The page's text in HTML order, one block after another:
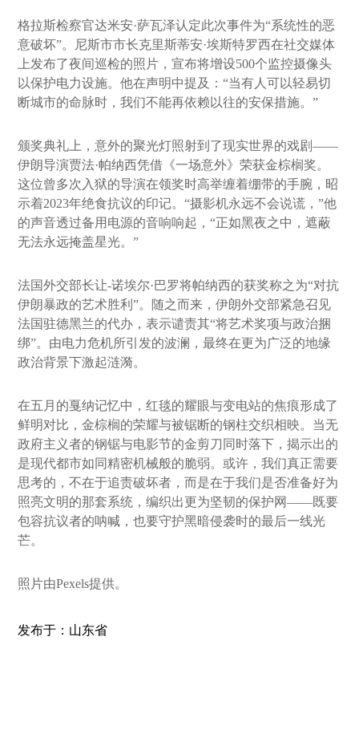
格拉斯检察官达米安·萨瓦泽认定此次事件为“系统性的恶
意破坏”。尼斯市市长克里斯蒂安·埃斯特罗西在社交媒体
上发布了夜间巡检的照片，宣布将增设500个监控摄像头
以保护电力设施。他在声明中提及：“当有人可以轻易切
断城市的命脉时，我们不能再依赖以往的安保措施。”
颁奖典礼上，意外的聚光灯照射到了现实世界的戏剧——
伊朗导演贾法·帕纳西凭借《一场意外》荣获金棕榈奖。
这位曾多次入狱的导演在领奖时高举缠着绷带的手腕，昭
示着2023年绝食抗议的印记。“摄影机永远不会说谎，”他
的声音透过备用电源的音响响起，“正如黑夜之中，遮蔽
无法永远掩盖星光。”
法国外交部长让-诺埃尔·巴罗将帕纳西的获奖称之为“对抗
伊朗暴政的艺术胜利”。随之而来，伊朗外交部紧急召见
法国驻德黑兰的代办，表示谴责其“将艺术奖项与政治捆
绑”。由电力危机所引发的波澜，最终在更为广泛的地缘
政治背景下激起涟漪。
在五月的戛纳记忆中，红毯的耀眼与变电站的焦痕形成了
鲜明对比，金棕榈的荣耀与被锯断的钢柱交织相映。当无
政府主义者的钢锯与电影节的金剪刀同时落下，揭示出的
是现代都市如同精密机械般的脆弱。或许，我们真正需要
思考的，不在于追责破坏者，而是在于我们是否准备好为
照亮文明的那套系统，编织出更为坚韧的保护网——既要
包容抗议者的呐喊，也要守护黑暗侵袭时的最后一线光
芒。
照片由Pexels提供。
发布于：山东省